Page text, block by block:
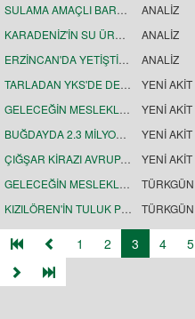
SULAMA AMAÇLI BARAJLARDA DOLULUK ORANI YÜZDE 80'E YAKLAŞTI
ANALİZ
KARADENİZ'İN SU ÜRÜNLERİ İHRACATI 186,5 MİLYON DOLARI AŞTI
ANALİZ
ERZİNCAN'DA YETİŞTİRİLEN BALIK YAVRULARI TÜRK SOMONU ÜRETİMİNE KATKI SAĞLIYOR
ANALİZ
TARLADAN YKS'DE DERECEYE
YENİ AKİT
GELECEĞİN MESLEKLERİNE YÖNELİK 70 YENİ BÖLÜM
YENİ AKİT
BUĞDAYDA 2.3 MİLYON TON REKOLTE
YENİ AKİT
ÇIĞŞAR KİRAZI AVRUPA'YA UZANDI
YENİ AKİT
GELECEĞİN MESLEKLERİNE YÖNELİK 70'E YAKIN YENİ PROGRAM
TÜRKGÜN
KIZILÖREN'İN TULUK PEYNİRLERİ MAĞARALARA EMANET EDİLDİ
TÜRKGÜN
1 2 3 4 5